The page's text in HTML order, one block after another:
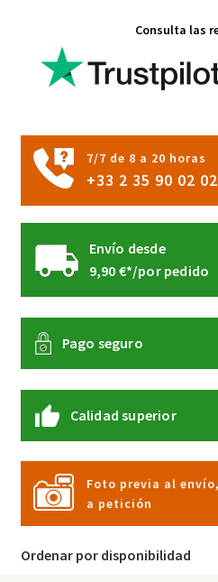
Consulta las
7/7 de 8 a 20 horas
+33 2 35 90 02 02
Envío desde
9,90 €*/por pedido
Pago seguro
Calidad superior
Foto previa al envío,
a petición
Ordenar por disponibilidad